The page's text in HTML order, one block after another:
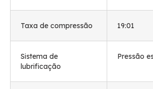
Taxa de compressão 19:01
Sistema de
lubrificação
Pressão